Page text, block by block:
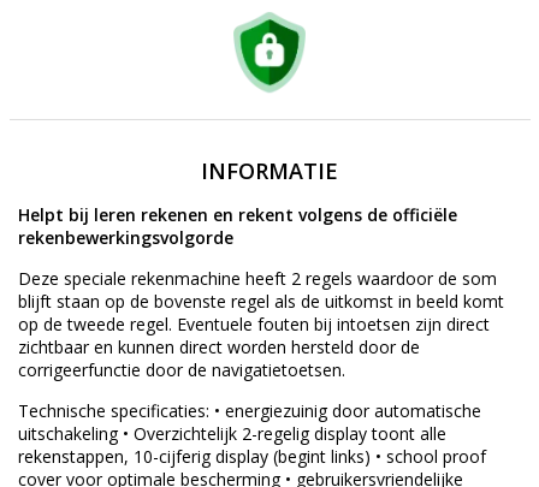
INFORMATIE
Helpt bij leren rekenen en rekent volgens de officiële
rekenbewerkingsvolgorde
Deze speciale rekenmachine heeft 2 regels waardoor de som
blijft staan op de bovenste regel als de uitkomst in beeld komt
op de tweede regel. Eventuele fouten bij intoetsen zijn direct
zichtbaar en kunnen direct worden hersteld door de
corrigeerfunctie door de navigatietoetsen.
Technische specificaties: • energiezuinig door automatische
uitschakeling • Overzichtelijk 2-regelig display toont alle
rekenstappen, 10-cijferig display (begint links) • school proof
cover voor optimale bescherming • gebruikersvriendelijke